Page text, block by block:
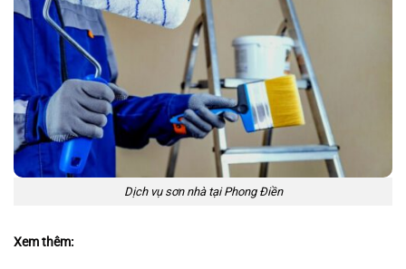
Dịch vụ sơn nhà tại Phong Điền
Xem thêm: